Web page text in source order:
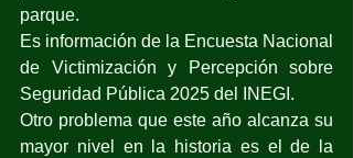
parque.
Es información de la Encuesta Nacional
de Victimización y Percepción sobre
Seguridad Pública 2025 del INEGI.
Otro problema que este año alcanza su
mayor nivel en la historia es el de la